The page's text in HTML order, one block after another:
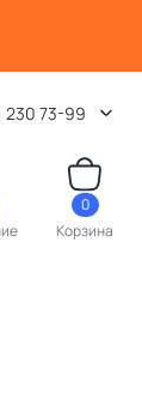
230 73-99
0
Корзина